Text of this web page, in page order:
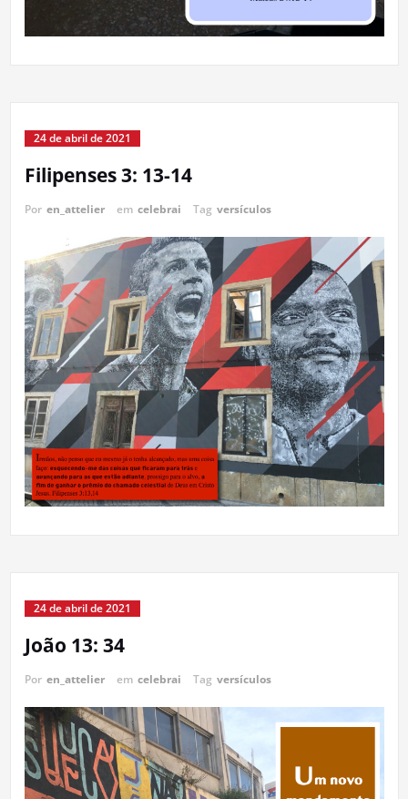
24 de abril de 2021
Filipenses 3: 13-14
Por en_attelier em celebrai Tag versículos
24 de abril de 2021
João 13: 34
Por en_attelier em celebrai Tag versículos